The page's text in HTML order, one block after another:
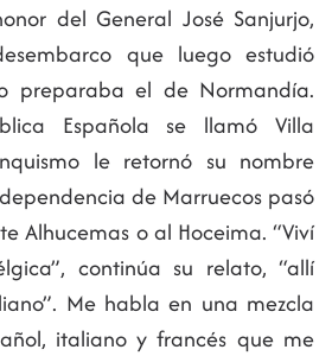
del General José Sanjurjo,
que luego estudió
preparaba el de Normandía.
Española se llamó Villa
le retornó su nombre
de Marruecos pasó
Alhucemas o al Hoceima. “Viví
continúa su relato, “allí
Me habla en una mezcla
italiano y francés que me